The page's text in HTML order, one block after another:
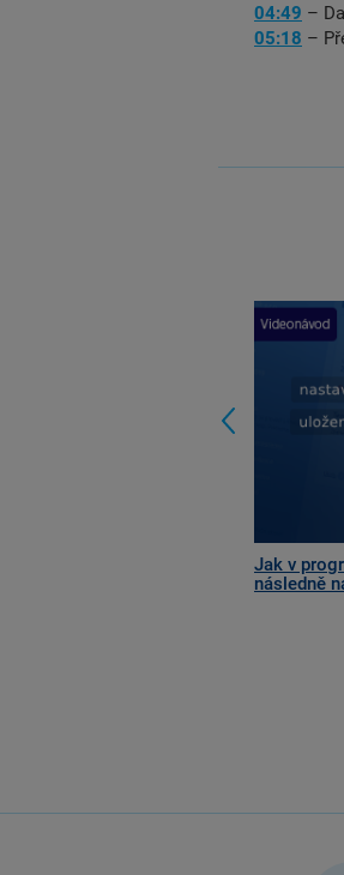
04:49 –
05:18 –
Jak v
následně
Previous